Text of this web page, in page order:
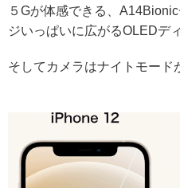
５Gが体感できる、
ジいっぱいに広がるOLEDデ
そしてカメラはナイトモード